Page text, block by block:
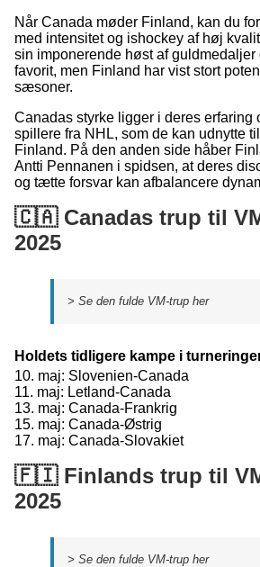
Når Canada møder Finland, kan du
med intensitet og ishockey af høj
sin imponerende høst af guldmedaljer
favorit, men Finland har vist stort
sæsoner.
Canadas styrke ligger i deres erfaring
spillere fra NHL, som de kan udnytte
Finland. På den anden side håber
Antti Pennanen i spidsen, at deres
og tætte forsvar kan afbalancere
🇨🇦 Canadas trup til
2025
> Se den fulde VM-trup her
Holdets tidligere kampe i
10. maj: Slovenien-Canada
11. maj: Letland-Canada
13. maj: Canada-Frankrig
15. maj: Canada-Østrig
17. maj: Canada-Slovakiet
🇫🇮 Finlands trup til
2025
> Se den fulde VM-trup her